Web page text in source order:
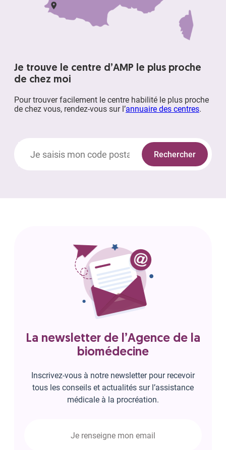
Je trouve le centre d’AMP le plus proche
de chez moi
Pour trouver facilement le centre habilité le plus proche
de chez vous, rendez-vous sur l’annuaire des centres.
Rechercher
La newsletter de l’Agence de la
biomédecine
Inscrivez-vous à notre newsletter pour recevoir
tous les conseils et actualités sur l’assistance
médicale à la procréation.